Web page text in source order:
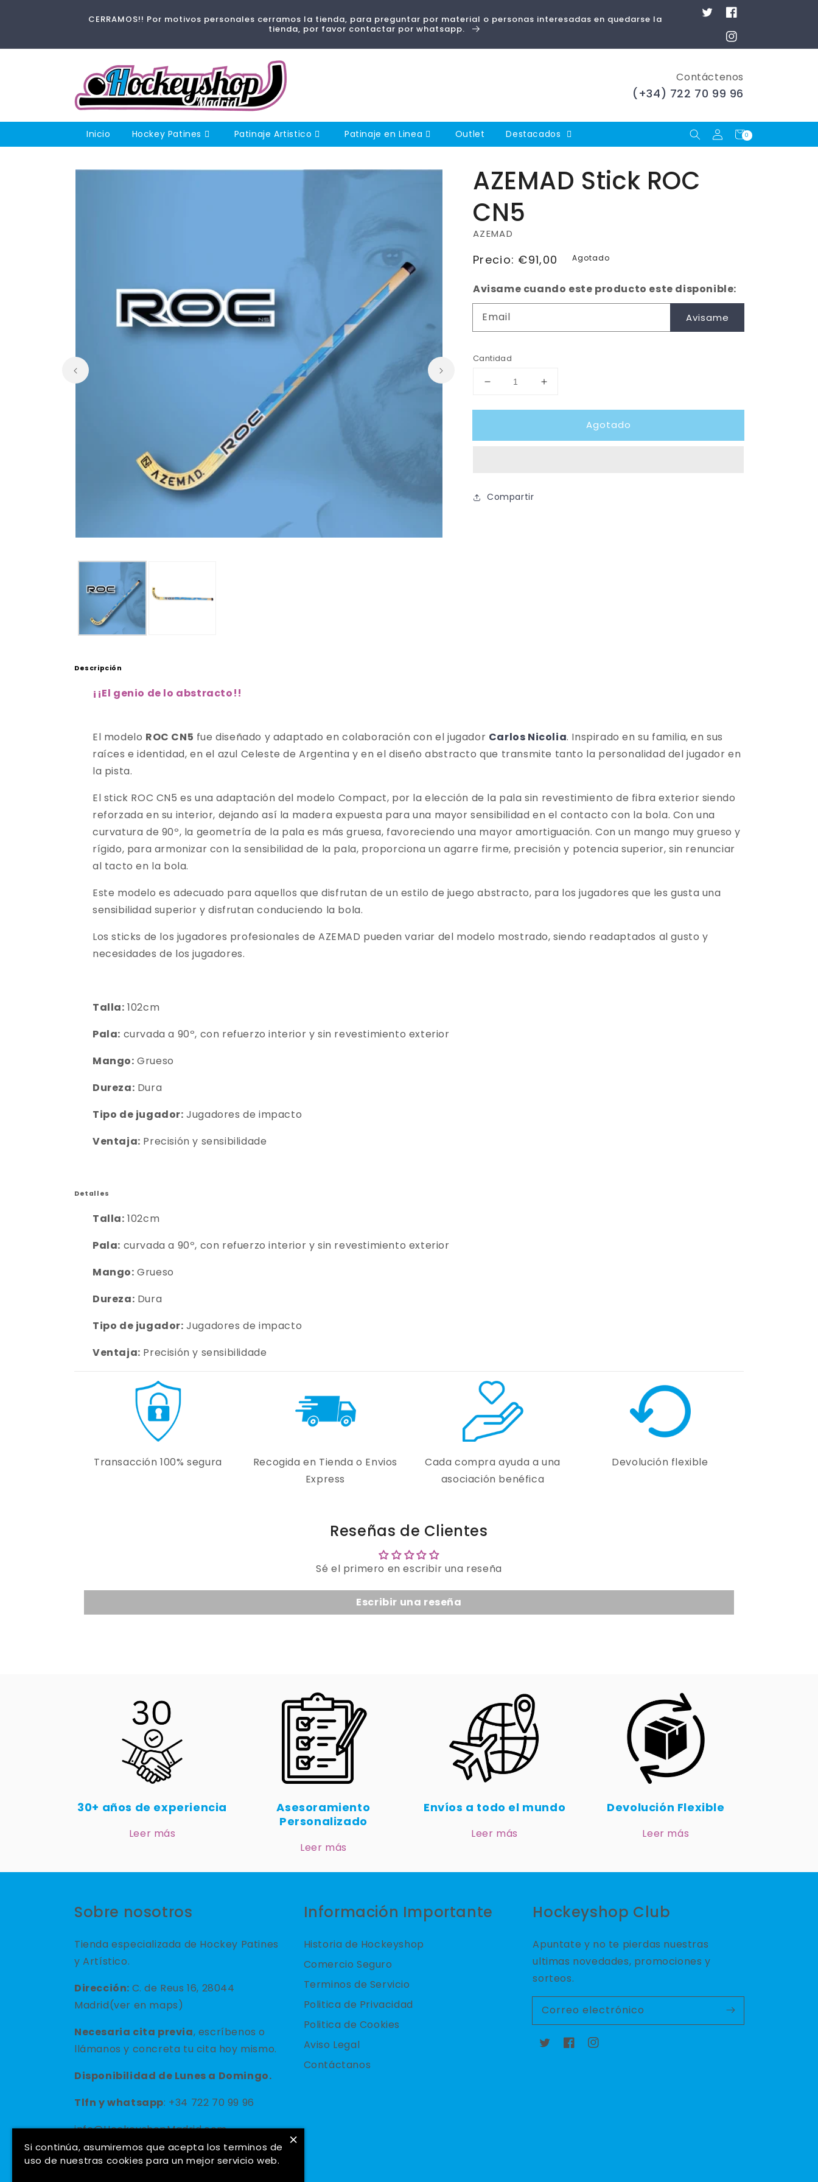
CERRAMOS!! Por motivos personales cerramos la tienda, para preguntar por material o personas interesadas en quedarse la
tienda, por favor contactar por whatsapp.
TwitterFacebook
Instagram
Contáctenos
(+34) 722 70 99 96
Inicio Hockey Patines Patinaje Artistico Patinaje en Linea Outlet Destacados
Iniciar
sesión
Carrito
0
0
artículos
directamente
AZEMAD Stick ROC
CN5
AZEMAD
Precio
Precio: €91,00 Agotado
Avisame cuando este producto este disponible:
Email
Avisame
Cantidad
Reducir
para
Stick
Aumentar
para
AZEMAD
Stick
Agotado
Compartir
Descripción
¡ ¡El genio de lo abstracto!!
El modelo ROC CN5 fue diseñado y adaptado en colaboración con el jugador Carlos Nicolia. Inspirado en su familia, en sus
raíces e identidad, en el azul Celeste de Argentina y en el diseño abstracto que transmite tanto la personalidad del jugador en
la pista.
El stick ROC CN5 es una adaptación del modelo Compact, por la elección de la pala sin revestimiento de fibra exterior siendo
reforzada en su interior, dejando así la madera expuesta para una mayor sensibilidad en el contacto con la bola. Con una
curvatura de 90º, la geometría de la pala es más gruesa, favoreciendo una mayor amortiguación. Con un mango muy grueso y
rígido, para armonizar con la sensibilidad de la pala, proporciona un agarre firme, precisión y potencia superior, sin renunciar
al tacto en la bola.
Este modelo es adecuado para aquellos que disfrutan de un estilo de juego abstracto, para los jugadores que les gusta una
sensibilidad superior y disfrutan conduciendo la bola.
Los sticks de los jugadores profesionales de AZEMAD pueden variar del modelo mostrado, siendo readaptados al gusto y
necesidades de los jugadores.
Talla: 102cm
Pala: curvada a 90º, con refuerzo interior y sin revestimiento exterior
Mango: Grueso
Dureza: Dura
Tipo de jugador: Jugadores de impacto
Ventaja: Precisión y sensibilidade
Detalles
Talla: 102cm
Pala: curvada a 90º, con refuerzo interior y sin revestimiento exterior
Mango: Grueso
Dureza: Dura
Tipo de jugador: Jugadores de impacto
Ventaja: Precisión y sensibilidade
Transacción 100% segura
Recogida en Tienda o Envios
Express
Cada compra ayuda a una
asociación benéfica
Devolución flexible
Reseñas de Clientes
Sé el primero en escribir una reseña
Escribir una reseña
30+ años de experiencia
Leer más
Asesoramiento
Personalizado
Leer más
Envíos a todo el mundo
Leer más
Devolución Flexible
Leer más
Sobre nosotros
Tienda especializada de Hockey Patines
y Artístico.
Dirección: C. de Reus 16, 28044
Madrid(ver en maps)
Necesaria cita previa, escríbenos o
llámanos y concreta tu cita hoy mismo.
Disponibilidad de Lunes a Domingo.
Tlfn ywhatsapp: +34 722 70 99 96
info@HockeyshopMadrid.com
Información Importante
Historia de Hockeyshop
Comercio Seguro
Terminos de Servicio
Politica de Privacidad
Politica de Cookies
Aviso Legal
Contáctanos
Hockeyshop Club
Apuntate y no te pierdas nuestras
ultimas novedades, promociones y
sorteos.
Correo electrónico
TwitterFacebookInstagram
×
Si continúa, asumiremos que acepta los terminos de
uso de nuestras cookies para un mejor servicio web.